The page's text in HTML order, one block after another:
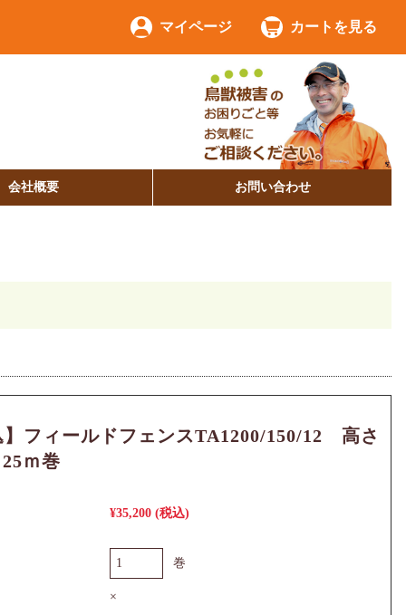
マイページ カートを見る
会社概要 お問い合わせ
】フィールドフェンスTA1200/150/12 高さ
ｍ巻
¥35,200 (税込)
巻
×